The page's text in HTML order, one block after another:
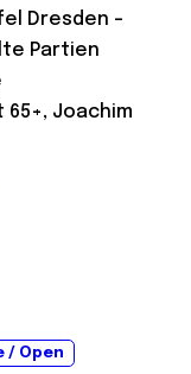
Dresden –
Partien
Joachim
/ Open